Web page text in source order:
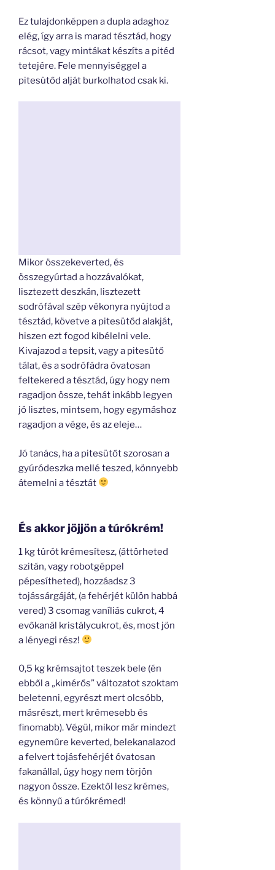
Ez tulajdonképpen a dupla adaghoz
elég, így arra is marad tésztád, hogy
rácsot, vagy mintákat készíts a pitéd
tetejére. Fele mennyiséggel a
pitesütőd alját burkolhatod csak ki.
Mikor összekeverted, és
összegyúrtad a hozzávalókat,
lisztezett deszkán, lisztezett
sodrófával szép vékonyra nyújtod a
tésztád, követve a pitesütőd alakját,
hiszen ezt fogod kibélelni vele.
Kivajazod a tepsit, vagy a pitesütő
tálat, és a sodrófádra óvatosan
feltekered a tésztád, úgy hogy nem
ragadjon össze, tehát inkább legyen
jó lisztes, mintsem, hogy egymáshoz
ragadjon a vége, és az eleje…
Jó tanács, ha a pitesütőt szorosan a
gyúródeszka mellé teszed, könnyebb
átemelni a tésztát
És akkor jöjjön a túrókrém!
1 kg túrót krémesítesz, (áttörheted
szitán, vagy robotgéppel
pépesítheted), hozzáadsz 3
tojássárgáját, (a fehérjét külön habbá
vered) 3 csomag vaníliás cukrot, 4
evőkanál kristálycukrot, és, most jön
a lényegi rész!
0,5 kg krémsajtot teszek bele (én
ebből a „kimérős” változatot szoktam
beletenni, egyrészt mert olcsóbb,
másrészt, mert krémesebb és
finomabb). Végül, mikor már mindezt
egyneműre keverted, belekanalazod
a felvert tojásfehérjét óvatosan
fakanállal, úgy hogy nem törjön
nagyon össze. Ezektől lesz krémes,
és könnyű a túrókrémed!